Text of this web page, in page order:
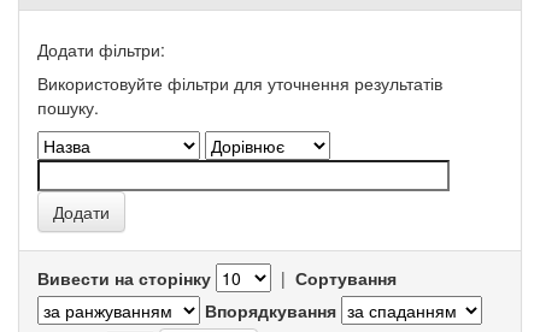
Додати фільтри:
Використовуйте фільтри для уточнення результатів
пошуку.
Вивести на сторінку | Сортування
Впорядкування